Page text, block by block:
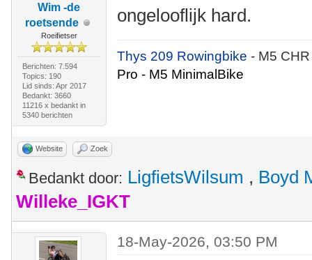
Wim -de
roetsende
Roeifietser
Berichten: 7.594
Topics: 190
Lid sinds: Apr 2017
Bedankt: 3660
11216 x bedankt in
5340 berichten
ongelooflijk hard.
Thys 209 Rowingbike- M5
Pro - M5 MinimalBike
Website Zoek
Bedankt door: LigfietsWilsum , Boyd
Willeke_IGKT
18-May-2026, 03:50 PM